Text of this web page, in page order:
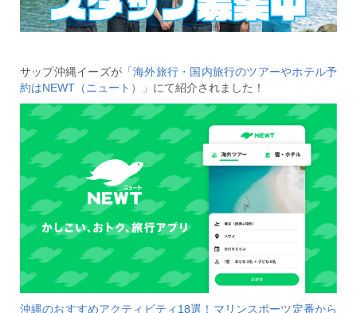
サップ沖縄イーズが 「海外旅行・国内旅行のツアーやホテル予
約はNEWT（ニュート）」 にて紹介されました！
沖縄のおすすめアクティビティ18選！マリンスポーツ定番から